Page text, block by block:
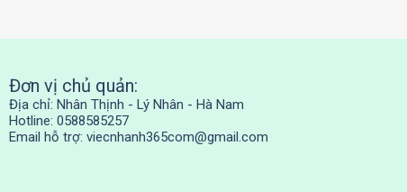
Đơn vị chủ quản:
Địa chỉ: Nhân Thịnh - Lý Nhân - Hà Nam
Hotline: 0588585257
Email hỗ trợ: viecnhanh365com@gmail.com